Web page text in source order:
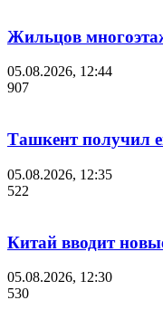
Жильцов
05.08.2026, 12:44
907
Ташкент получил
05.08.2026, 12:35
522
Китай вводит
05.08.2026, 12:30
530